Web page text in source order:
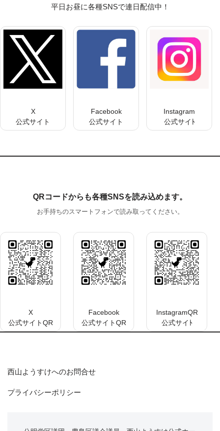
平日お昼に各種SNSで連日配信中！
X
公式サイト
Facebook
公式サイト
Instagram
公式サイﾄ
QRコードからも各種SNSを読み込めます。
お手持ちのスマートフォンで読み取ってください。
X
公式サイトQR
Facebook
公式サイトQR
InstagramQR
公式サイﾄ
西山ようすけへのお問合せ
プライバシーポリシー